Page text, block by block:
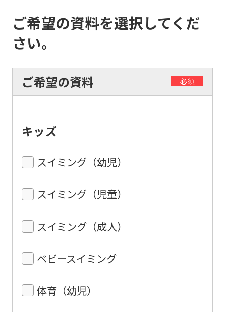
ご希望の資料を選択してくだ
さい。
ご希望の資料 必須
キッズ
スイミング（幼児）
スイミング（児童）
スイミング（成人）
ベビースイミング
体育（幼児）